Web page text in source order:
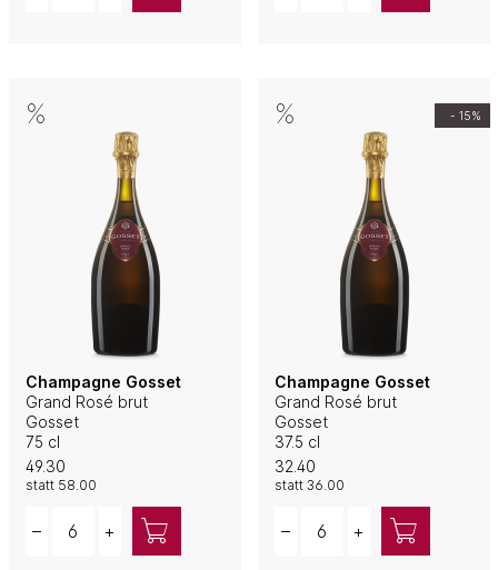
Champagne Gosset
Grand Rosé brut
Gosset
75 cl
49.30
statt 58.00
– +
- 15%
Champagne Gosset
Grand Rosé brut
Gosset
37.5 cl
32.40
statt 36.00
– +